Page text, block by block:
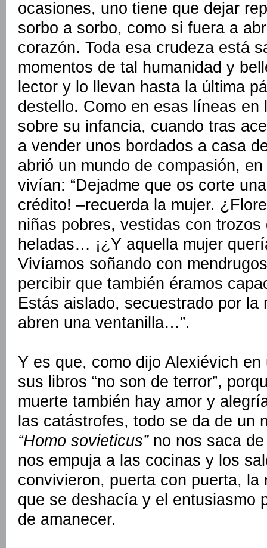
ocasiones, uno tiene que dejar
sorbo a sorbo, como si fuera a
corazón. Toda esa crudeza está
momentos de tal humanidad y
lector y lo llevan hasta la última
destello. Como en esas líneas en
sobre su infancia, cuando tras
a vender unos bordados a casa
abrió un mundo de compasión,
vivían: “Dejadme que os corte
crédito! –recuerda la mujer.
niñas pobres, vestidas con
heladas… ¡¿Y aquella mujer
Vivíamos soñando con
percibir que también éramos
Estás aislado, secuestrado por la
abren una ventanilla…”.
Y es que, como dijo Alexiévich
sus libros “no son de terror”,
muerte también hay amor y
las catástrofes, todo se da de un
“Homo sovieticus”no nos saca de
nos empuja a las cocinas y los
convivieron, puerta con puerta, la
que se deshacía y el entusiasmo
de amanecer.